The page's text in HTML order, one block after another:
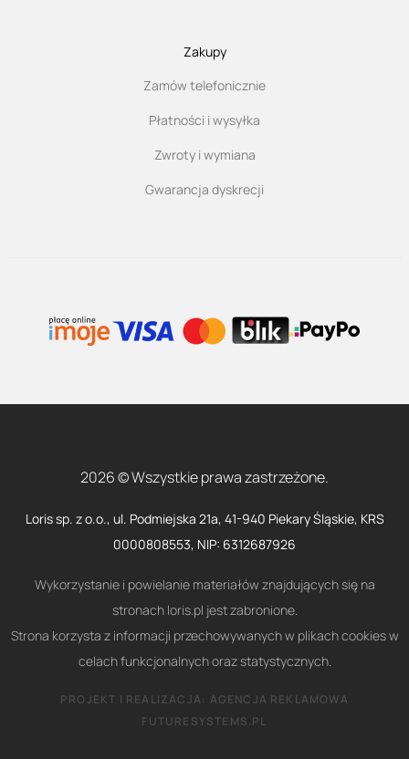
Zakupy
Zamów telefonicznie
Płatności i wysyłka
Zwroty i wymiana
Gwarancja dyskrecji
2026 © Wszystkie prawa zastrzeżone.
Loris sp. z o.o., ul. Podmiejska 21a, 41-940 Piekary Śląskie, KRS
0000808553, NIP: 6312687926
Wykorzystanie i powielanie materiałów znajdujących się na
stronach loris.pl jest zabronione.
Strona korzysta z informacji przechowywanych w plikach cookies w
celach funkcjonalnych oraz statystycznych.
PROJEKT I REALIZACJA: AGENCJA REKLAMOWA
FUTURESYSTEMS.PL